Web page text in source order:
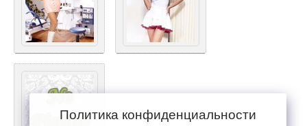
Политика конфиденциальности